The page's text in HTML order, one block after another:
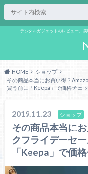
デジタルガジェットのレビュー、
HOME
ショップ
その商品本当にお買い得？
買う前に「Keepa」で価格チェッ
2019.11.23 ショップ
その商品本当に
クフライデーセ
「Keepa」で価